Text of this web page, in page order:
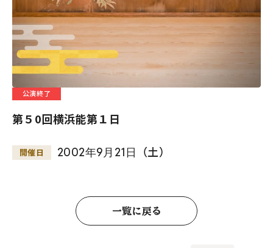
公演終了
第５0回横浜能第１日
開催日 2002年9月 21日 （土）
一覧に戻る